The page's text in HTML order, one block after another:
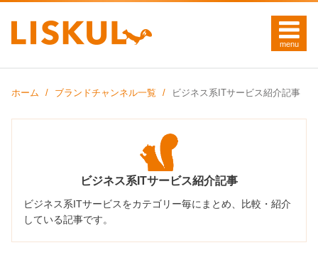
ホーム ブランドチャンネル一覧 ビジネス系ITサービス紹介記事
ビジネス系ITサービス紹介記事
ビジネス系ITサービスをカテゴリー毎にまとめ、比較・紹介
している記事です。